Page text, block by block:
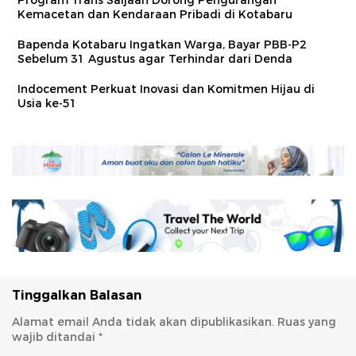
Kemacetan dan Kendaraan Pribadi di Kotabaru
Bapenda Kotabaru Ingatkan Warga, Bayar PBB-P2
Sebelum 31 Agustus agar Terhindar dari Denda
Indocement Perkuat Inovasi dan Komitmen Hijau di
Usia ke-51
Tinggalkan Balasan
Alamat email Anda tidak akan dipublikasikan. Ruas yang
wajib ditandai *